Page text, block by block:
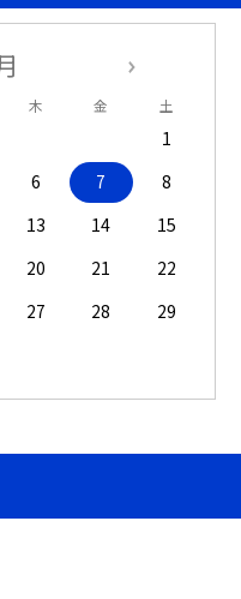
木 金 土
1
6 7
8
13 14
15
20 21
22
27 28
29